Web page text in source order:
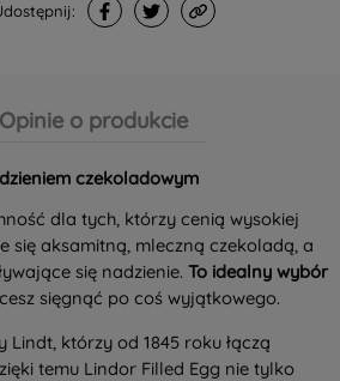
Opinie o produkcie
czekoladowym
dla tych, którzy cenią wysokiej
się aksamitną, mleczną czekoladą, a
się nadzienie. To idealny wybór
sięgnąć po coś wyjątkowego.
którzy od 1845 roku łączą
temu Lindor Filled Egg nie tylko